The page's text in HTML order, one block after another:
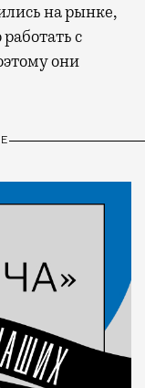
с
они